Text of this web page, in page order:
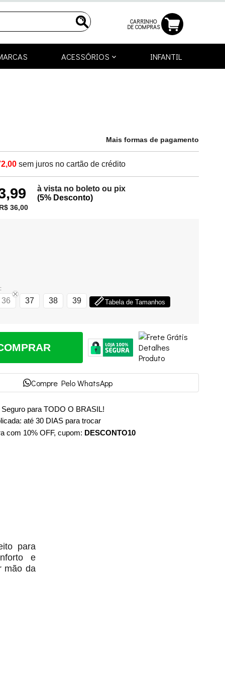
CARRINHO
DE COMPRAS
ACESSÓRIOS INFANTIL
Mais formas de pagamento
sem juros no cartão de crédito
à vista no boleto ou pix
(5% Desconto)
36,00
36 37 38 39 Tabela de Tamanhos
Compre Pelo WhatsApp
para TODO O BRASIL!
até 30 DIAS para trocar
com 10% OFF, cupom: DESCONTO10
para
e
mão da